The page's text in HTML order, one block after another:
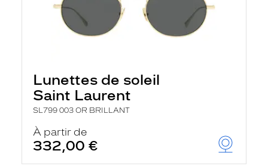
Lunettes de soleil
Saint Laurent
SL799 003 OR BRILLANT
À partir de
332,00 €